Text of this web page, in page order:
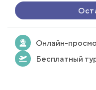
Онлайн-
Бесплатный